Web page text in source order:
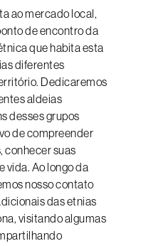
ao mercado local,
de encontro da
que habita esta
diferentes
Dedicaremos
aldeias
desses grupos
de compreender
conhecer suas
vida. Ao longo da
nosso contato
das etnias
visitando algumas